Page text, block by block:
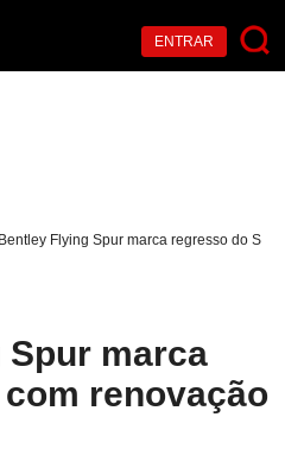
ENTRAR
Flying Spur marca regresso do S
marca
renovação